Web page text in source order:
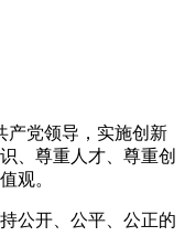
产党领导，实施创新
、尊重人才、尊重创
观。
公开、公平、公正的